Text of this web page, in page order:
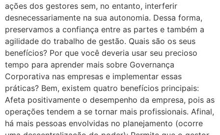
ações dos gestores sem, no entanto, interferir
desnecessariamente na sua autonomia. Dessa forma,
preservamos a confiança entre as partes e também a
agilidade do trabalho de gestão. Quais são os seus
benefícios? Por que você deveria usar seu precioso
tempo para aprender mais sobre Governança
Corporativa nas empresas e implementar essas
práticas? Bem, existem quatro benefícios principais:
Afeta positivamente o desempenho da empresa, pois as
operações tendem a se tornar mais profissionais. Afinal,
há mais pessoas envolvidas no planejamento (ocorre